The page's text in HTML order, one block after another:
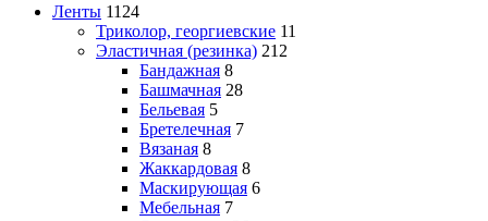
Ленты 1124
Триколор, георгиевские 11
Эластичная (резинка) 212
Бандажная 8
Башмачная 28
Бельевая 5
Бретелечная 7
Вязаная 8
Жаккардовая 8
Маскирующая 6
Мебельная 7